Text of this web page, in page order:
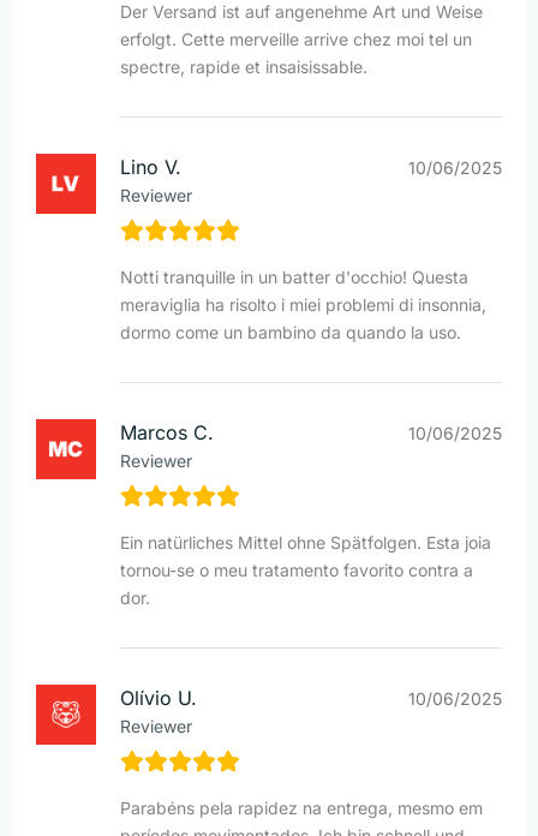
Der Versand ist auf angenehme Art und Weise
erfolgt. Cette merveille arrive chez moi tel un
spectre, rapide et insaisissable.
Lino V.
Reviewer
10/06/2025
Notti tranquille in un batter d'occhio! Questa
meraviglia ha risolto i miei problemi di insonnia,
dormo come un bambino da quando la uso.
Marcos C.
Reviewer
10/06/2025
Ein natürliches Mittel ohne Spätfolgen. Esta joia
tornou-se o meu tratamento favorito contra a
dor.
Olívio U.
Reviewer
10/06/2025
Parabéns pela rapidez na entrega, mesmo em